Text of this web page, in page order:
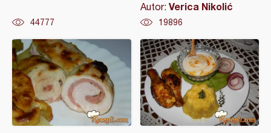
44777
Autor: Verica Nikolić
19896